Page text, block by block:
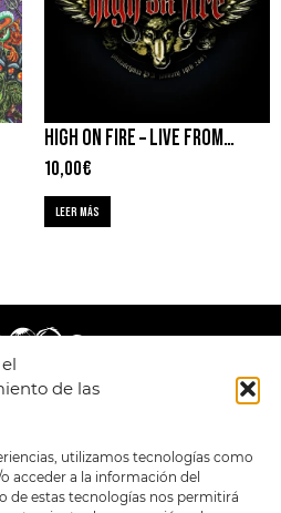
de las
utilizamos tecnologías como
acceder a la información del
de estas tecnologías nos permitirá
HIGH ON FIRE – LIVE FROM THE RELAPSE CONTAMINATION FESTIVAL
10,00€
LEER MÁS
ENLACES
ESTILOS
FORMATOS
PREVENTAS